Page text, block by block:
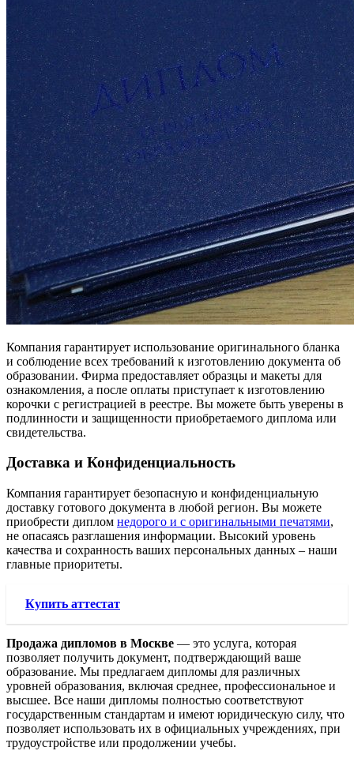
Компания гарантирует использование оригинального бланка
и соблюдение всех требований к изготовлению документа об
образовании. Фирма предоставляет образцы и макеты для
ознакомления, а после оплаты приступает к изготовлению
корочки с регистрацией в реестре. Вы можете быть уверены в
подлинности и защищенности приобретаемого диплома или
свидетельства.
Доставка и Конфиденциальность
Компания гарантирует безопасную и конфиденциальную
доставку готового документа в любой регион. Вы можете
приобрести диплом недорого и с оригинальными печатями,
не опасаясь разглашения информации. Высокий уровень
качества и сохранность ваших персональных данных – наши
главные приоритеты.
Купить аттестат
Продажа дипломов в Москве — это услуга, которая
позволяет получить документ, подтверждающий ваше
образование. Мы предлагаем дипломы для различных
уровней образования, включая среднее, профессиональное и
высшее. Все наши дипломы полностью соответствуют
государственным стандартам и имеют юридическую силу, что
позволяет использовать их в официальных учреждениях, при
трудоустройстве или продолжении учебы.